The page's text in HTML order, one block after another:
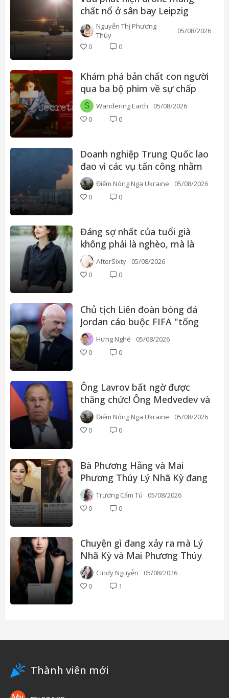
chất nổ ở sân bay Leipzig
Airport, Đức
Nguyễn Thị Phương
Thúy
05/08/2026
0
0
Khám phá bản chất con người
qua ba bộ phim về sự chấp
nhận, ham muốn và lý tưởng
S Wandering Earth
05/08/2026
0
0
Doanh nghiệp Trung Quốc lao
đao vì các vụ tấn công nhằm
vào kho hàng ở Nga, nhiều
đơn vị phải xả kho cắt lỗ
Điểm Nóng Nga Ukraine
05/08/2026
0
0
Đáng sợ nhất của tuổi già
không phải là nghèo, mà là
điều này
AfterSixty
05/08/2026
0
0
Chủ tịch Liên đoàn bóng đá
Jordan cáo buộc FIFA "tống
tiền" để gây áp lực dư luận
Hưng Nghé
05/08/2026
0
0
Ông Lavrov bất ngờ được
thăng chức! Ông Medvedev và
ông Shoigu đều bị loại - Putin
đang tính toán điều gì vậy?
Điểm Nóng Nga Ukraine
05/08/2026
0
0
Bà Phương Hằng và Mai
Phương Thúy Lý Nhã Kỳ đang
có chuyện gì với nhau vậy?
Trương Cẩm Tú
05/08/2026
0
0
Chuyện gì đang xảy ra mà Lý
Nhã Kỳ và Mai Phương Thúy
vào top tìm kiếm Google⚡️?
Cindy Nguyễn
05/08/2026
0
1
Thành viên mới